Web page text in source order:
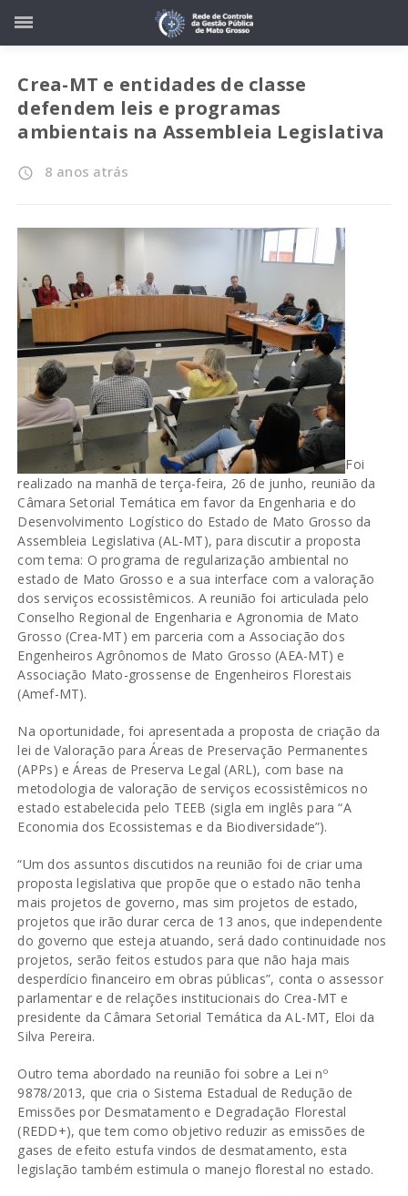
Crea-MT e entidades de classe
defendem leis e programas
ambientais na Assembleia Legislativa
access_time 8 anos atrás
Foi
realizado na manhã de terça-feira, 26 de junho, reunião da
Câmara Setorial Temática em favor da Engenharia e do
Desenvolvimento Logístico do Estado de Mato Grosso da
Assembleia Legislativa (AL-MT), para discutir a proposta
com tema: O programa de regularização ambiental no
estado de Mato Grosso e a sua interface com a valoração
dos serviços ecossistêmicos. A reunião foi articulada pelo
Conselho Regional de Engenharia e Agronomia de Mato
Grosso (Crea-MT) em parceria com a Associação dos
Engenheiros Agrônomos de Mato Grosso (AEA-MT) e
Associação Mato-grossense de Engenheiros Florestais
(Amef-MT).
Na oportunidade, foi apresentada a proposta de criação da
lei de Valoração para Áreas de Preservação Permanentes
(APPs) e Áreas de Preserva Legal (ARL), com base na
metodologia de valoração de serviços ecossistêmicos no
estado estabelecida pelo TEEB (sigla em inglês para “A
Economia dos Ecossistemas e da Biodiversidade”).
“Um dos assuntos discutidos na reunião foi de criar uma
proposta legislativa que propõe que o estado não tenha
mais projetos de governo, mas sim projetos de estado,
projetos que irão durar cerca de 13 anos, que independente
do governo que esteja atuando, será dado continuidade nos
projetos, serão feitos estudos para que não haja mais
desperdício financeiro em obras públicas”, conta o assessor
parlamentar e de relações institucionais do Crea-MT e
presidente da Câmara Setorial Temática da AL-MT, Eloi da
Silva Pereira.
Outro tema abordado na reunião foi sobre a Lei nº
9878/2013, que cria o Sistema Estadual de Redução de
Emissões por Desmatamento e Degradação Florestal
(REDD+), que tem como objetivo reduzir as emissões de
gases de efeito estufa vindos de desmatamento, esta
legislação também estimula o manejo florestal no estado.